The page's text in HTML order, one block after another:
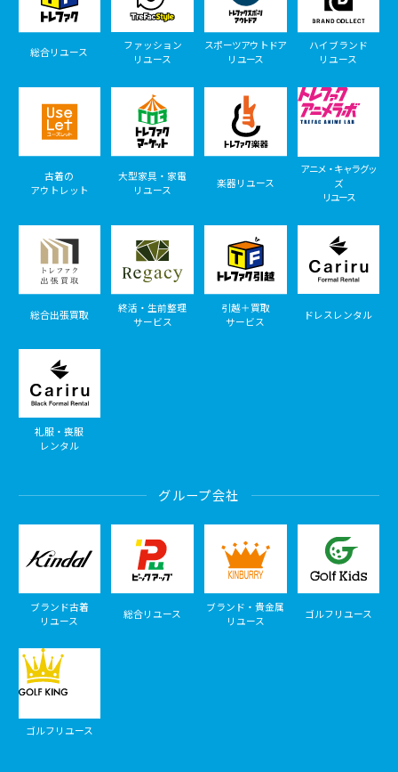
総合リユース
ファッション
リユース
スポーツアウトドア
リユース
ハイブランド
リユース
古着の
アウトレット
大型家具・家電
リユース
楽器リユース
アニメ・キャラグッ
ズ
リユース
総合出張買取
終活・生前整理
サービス
引越＋買取
サービス
ドレスレンタル
礼服・喪服
レンタル
グループ会社
ブランド古着
リユース
総合リユース
ブランド・貴金属
リユース
ゴルフリユース
ゴルフリユース